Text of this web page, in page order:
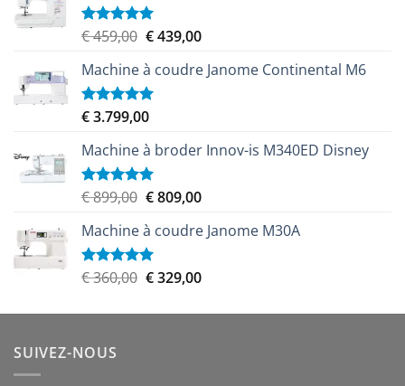
Note5.00
€459,00 Le
initial
était :
€ 459,00.
€439,00Le
actuel
Machine à coudre Janome Continental M6
Note5.00
€3.799,00
Machine à broder Innov-is M340ED Disney
Note5.00
€899,00 Le
initial
était :
€ 899,00.
€809,00Le
actuel
€ 809,00.
Machine à coudre Janome M30A
Note5.00
€360,00 Le
initial
€329,00Le
actuel
SUIVEZ-NOUS